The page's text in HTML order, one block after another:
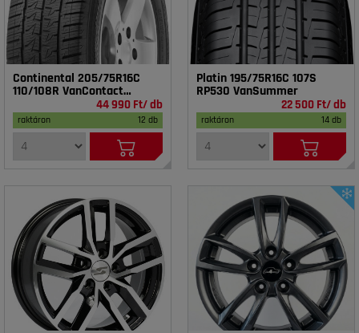
Continental 205/75R16C
110/108R VanContact
44 990 Ft/ db
raktáron 12 db
Platin 195/75R16C 107S
RP530 VanSummer
22 500 Ft/ db
raktáron 14 db